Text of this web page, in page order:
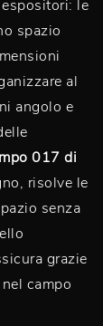
le
spazio
al
angolo e
017 di
risolve le
senza
grazie
campo